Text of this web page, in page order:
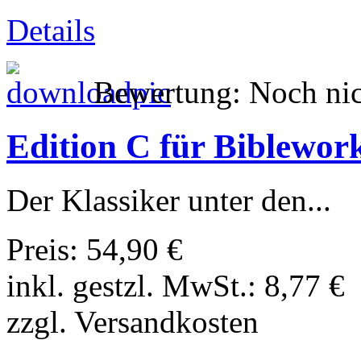
Details
Bewertung: Noch
Edition C für
Der Klassiker unter den...
Preis: 54,90 €
inkl. gestzl. MwSt.: 8,77 €
zzgl. Versandkosten